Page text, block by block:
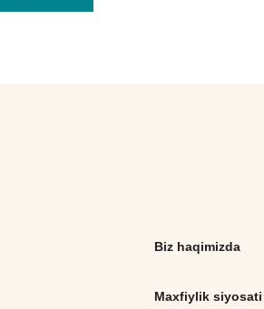
Biz haqimizda
Maxfiylik siyosati